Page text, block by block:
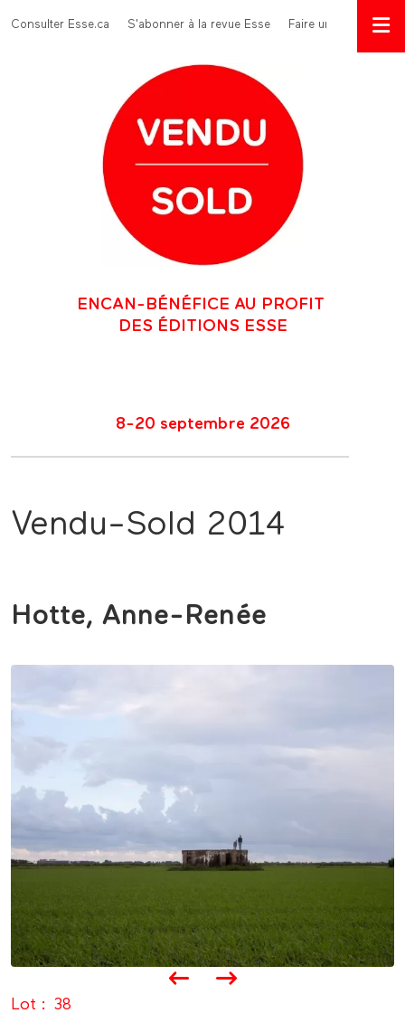
Menu Top
Consulter Esse.ca S'abonner à la revue Esse Faire un don
ENCAN-BÉNÉFICE AU PROFIT
DES ÉDITIONS ESSE
8-20 septembre 2026
Vendu-Sold 2014
Hotte, Anne-Renée
Lot 38